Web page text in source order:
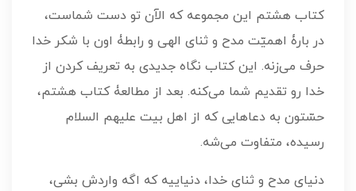
کتاب هشتم این مجموعه که الآن تو دست شماست،
در بارۀ اهمیّت مدح و ثنای الهی و رابطۀ اون با شکر خدا
حرف می‌زنه. این کتاب نگاه جدیدی به تعریف کردن از
خدا رو تقدیم شما‌ می‌کنه. بعد از مطالعۀ کتاب هشتم،
حسّتون به دعاهایی که از اهل بیت علیهم السلام
رسیده، متفاوت می‌شه.
دنیای مدح و ثنای خدا، دنیاییه که اگه واردش بشی،